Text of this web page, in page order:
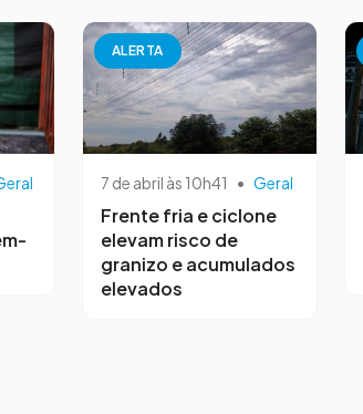
ALERTA
7 de abril às 10h41 • Geral
Frente fria e ciclone
elevam risco de
granizo e acumulados
elevados